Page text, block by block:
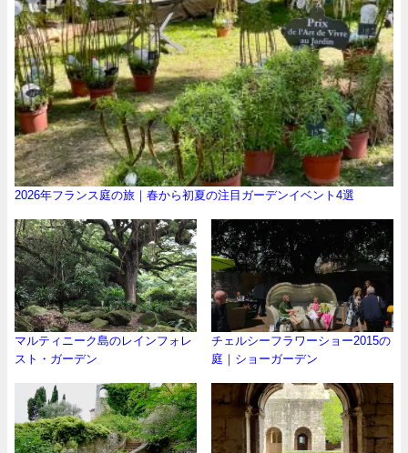
2026年フランス庭の旅｜春から初夏の注目ガーデンイベント4選
マルティニーク島のレインフォレ
スト・ガーデン
チェルシーフラワーショー2015の
庭｜ショーガーデン